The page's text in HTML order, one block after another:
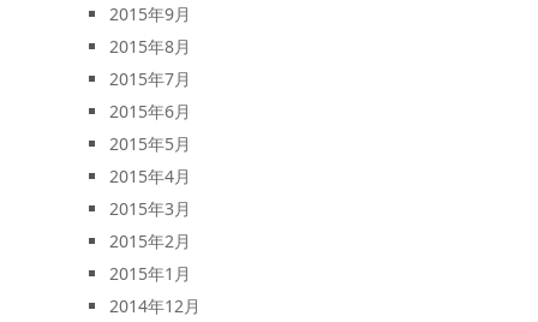
2015年9月
2015年8月
2015年7月
2015年6月
2015年5月
2015年4月
2015年3月
2015年2月
2015年1月
2014年12月